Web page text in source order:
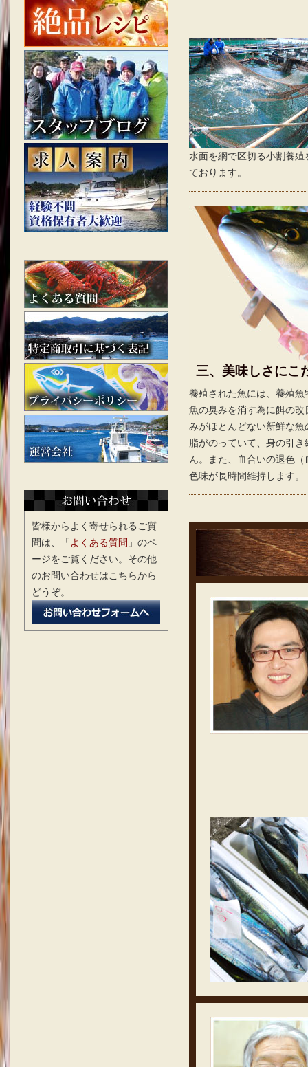
水面を網で区切る小割養殖
ております。
三、美味しさにこ
養殖された魚には、養殖
魚の臭みを消す為に餌の
みがほとんどない新鮮な
脂がのっていて、身の引
ん。また、血合いの退色
色味が長時間維持します。
皆様からよく寄せられるご質
問は、「 よくある質問 」のペ
ージをご覧ください。その他
のお問い合わせはこちらから
どうぞ。